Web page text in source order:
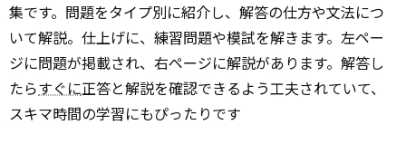
集です。問題をタイプ別に紹介し、解答の仕方や文法につ
いて解説。仕上げに、練習問題や模試を解きます。左ペー
ジに問題が掲載され、右ページに解説があります。解答し
たらすぐに正答と解説を確認できるよう工夫されていて、
スキマ時間の学習にもぴったりです